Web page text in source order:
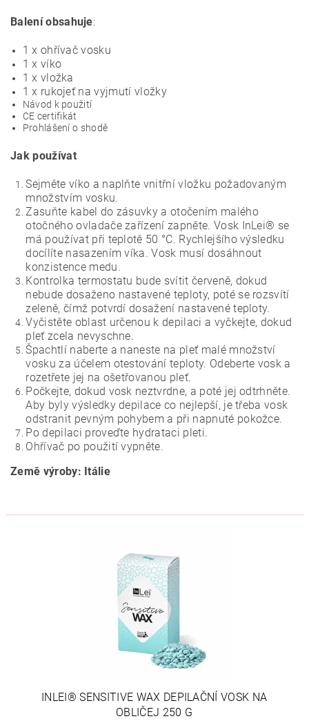
Balení obsahuje:
1 x ohřívač vosku
1 x víko
1 x vložka
1 x rukojeť na vyjmutí vložky
Návod k použití
CE certifikát
Prohlášení o shodě
Jak používat
Sejměte víko a naplňte vnitřní vložku požadovaným
množstvím vosku.
Zasuňte kabel do zásuvky a otočením malého
otočného ovladače zařízení zapněte. Vosk InLei® se
má používat při teplotě 50 °C. Rychlejšího výsledku
docílíte nasazením víka. Vosk musí dosáhnout
konzistence medu.
Kontrolka termostatu bude svítit červeně, dokud
nebude dosaženo nastavené teploty, poté se rozsvítí
zeleně, čímž potvrdí dosažení nastavené teploty.
Vyčistěte oblast určenou k depilaci a vyčkejte, dokud
pleť zcela nevyschne.
Špachtlí naberte a naneste na pleť malé množství
vosku za účelem otestování teploty. Odeberte vosk a
rozetřete jej na ošetřovanou pleť.
Počkejte, dokud vosk neztvrdne, a poté jej odtrhněte.
Aby byly výsledky depilace co nejlepší, je třeba vosk
odstranit pevným pohybem a při napnuté pokožce.
Po depilaci proveďte hydrataci pleti.
Ohřívač po použití vypněte.
Země výroby: Itálie
INLEI® SENSITIVE WAX DEPILAČNÍ VOSK NA
OBLIČEJ 250 G